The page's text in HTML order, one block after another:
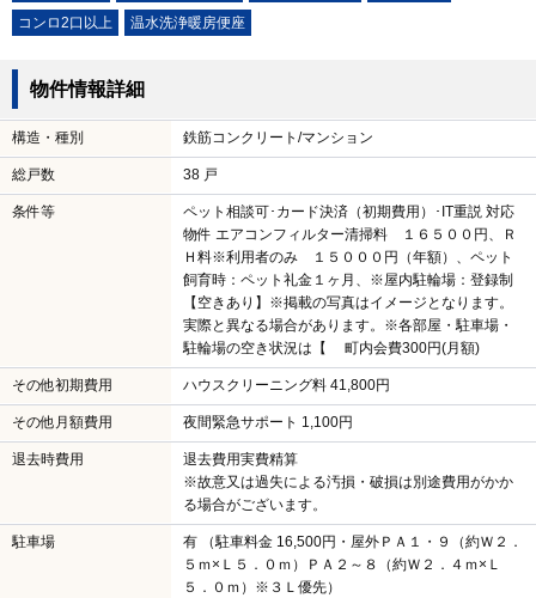
コンロ2口以上
温水洗浄暖房便座
物件情報詳細
構造・種別 鉄筋コンクリート/マンション
総戸数 38 戸
条件等
ペット相談可･カード決済（初期費用）･IT重説 対応
物件 エアコンフィルター清掃料 １６５００円、Ｒ
Ｈ料※利用者のみ １５０００円（年額）、ペット
飼育時：ペット礼金１ヶ月、※屋内駐輪場：登録制
【空きあり】※掲載の写真はイメージとなります。
実際と異なる場合があります。※各部屋・駐車場・
駐輪場の空き状況は【 町内会費300円(月額)
その他初期費用 ハウスクリーニング料 41,800円
その他月額費用 夜間緊急サポート 1,100円
退去時費用
退去費用実費精算
※故意又は過失による汚損・破損は別途費用がかか
る場合がございます。
駐車場
有 （駐車料金 16,500円・屋外ＰＡ１・９（約Ｗ２．
５ｍ×Ｌ５．０ｍ）ＰＡ２～８（約Ｗ２．４ｍ×Ｌ
５．０ｍ）※３Ｌ優先）